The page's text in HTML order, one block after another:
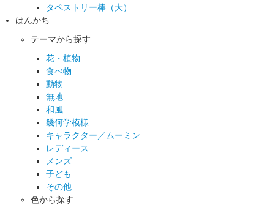
タペストリー棒（大）
はんかち
テーマから探す
花・植物
食べ物
動物
無地
和風
幾何学模様
キャラクター／ムーミン
レディース
メンズ
子ども
その他
色から探す